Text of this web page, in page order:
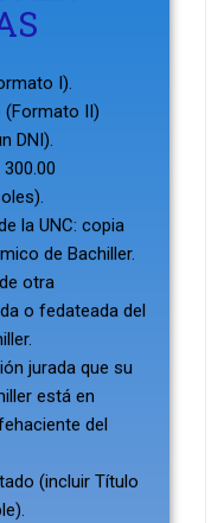
I).
(Formato II)
DNI).
la UNC: copia
de Bachiller.
otra
o fedateada del
jurada que su
está en
del
(incluir Título